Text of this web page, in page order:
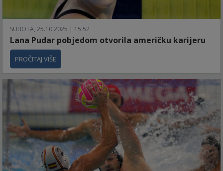
SUBOTA, 25.10.2025 | 15:52
Lana Pudar pobjedom otvorila američku karijeru
PROČITAJ VIŠE